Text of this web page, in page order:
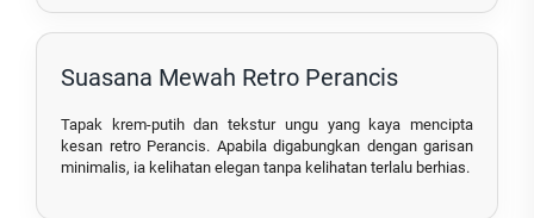
Suasana Mewah Retro Perancis
Tapak krem-putih dan tekstur ungu yang kaya mencipta
kesan retro Perancis. Apabila digabungkan dengan garisan
minimalis, ia kelihatan elegan tanpa kelihatan terlalu berhias.